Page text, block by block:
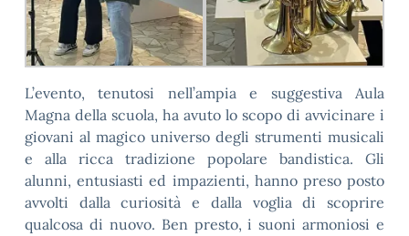
L’evento, tenutosi nell’ampia e suggestiva Aula
Magna della scuola, ha avuto lo scopo di avvicinare i
giovani al magico universo degli strumenti musicali
e alla ricca tradizione popolare bandistica. Gli
alunni, entusiasti ed impazienti, hanno preso posto
avvolti dalla curiosità e dalla voglia di scoprire
qualcosa di nuovo. Ben presto, i suoni armoniosi e